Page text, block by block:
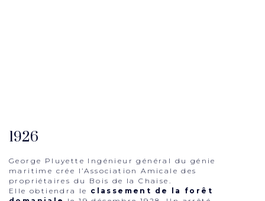
1926
George Pluyette Ingénieur général du génie
maritime crée l’Association Amicale des
propriétaires du Bois de la Chaise.
Elle obtiendra le classement de la forêt